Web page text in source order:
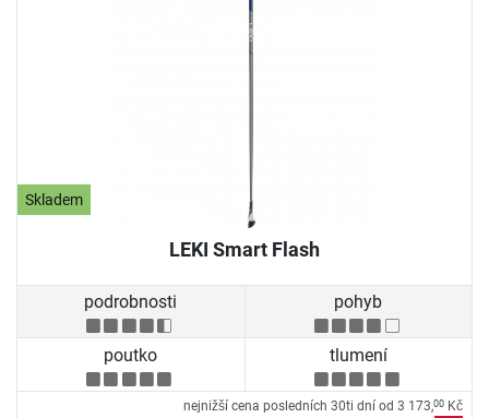
Skladem
LEKI Smart Flash
podrobnosti pohyb
poutko tlumení
nejnižší cena posledních 30ti dní od 3 173,00 Kč